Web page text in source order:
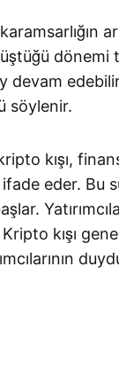
dönemi
söylenir.
kışı,
ifade eder.
kışı